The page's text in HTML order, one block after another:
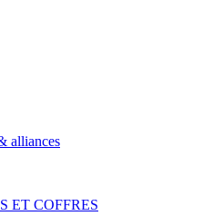
alliances
ET COFFRES